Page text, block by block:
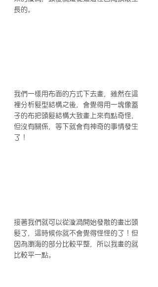
長的。
我們一樣用布面的方式下去畫，雖然在這
裡分析髮型結構之後，會覺得用一塊像蓋
子的布把頭髮結構大致畫上來有點奇怪，
但沒有關係，等下就會有神奇的事情發生
了！
接著我們就可以從漩渦開始發散的畫出頭
髮了，這時候你就不會覺得怪怪的了！但
因為瀏海的部分比較平整，所以我畫的就
比較平一點。